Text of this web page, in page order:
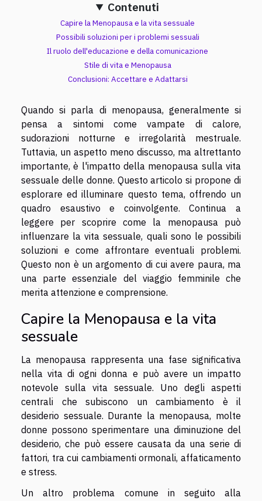
Contenuti
Capire la Menopausa e la vita sessuale
Possibili soluzioni per i problemi sessuali
Il ruolo dell'educazione e della comunicazione
Stile di vita e Menopausa
Conclusioni: Accettare e Adattarsi
Quando si parla di menopausa, generalmente si
pensa a sintomi come vampate di calore,
sudorazioni notturne e irregolarità mestruale.
Tuttavia, un aspetto meno discusso, ma altrettanto
importante, è l'impatto della menopausa sulla vita
sessuale delle donne. Questo articolo si propone di
esplorare ed illuminare questo tema, offrendo un
quadro esaustivo e coinvolgente. Continua a
leggere per scoprire come la menopausa può
influenzare la vita sessuale, quali sono le possibili
soluzioni e come affrontare eventuali problemi.
Questo non è un argomento di cui avere paura, ma
una parte essenziale del viaggio femminile che
merita attenzione e comprensione.
Capire la Menopausa e la vita
sessuale
La menopausa rappresenta una fase significativa
nella vita di ogni donna e può avere un impatto
notevole sulla vita sessuale. Uno degli aspetti
centrali che subiscono un cambiamento è il
desiderio sessuale. Durante la menopausa, molte
donne possono sperimentare una diminuzione del
desiderio, che può essere causata da una serie di
fattori, tra cui cambiamenti ormonali, affaticamento
e stress.
Un altro problema comune in seguito alla